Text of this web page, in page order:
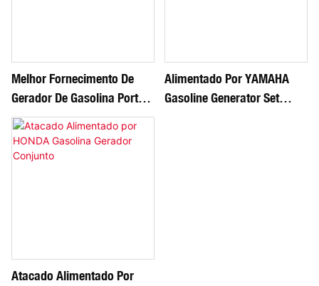
Melhor Fornecimento De
Gerador De Gasolina Portátil
Por Atacado
Alimentado Por YAMAHA
Gasoline Generator Set
Atacado Alimentado Por